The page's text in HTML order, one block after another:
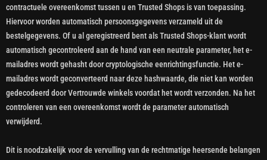
contractuele overeenkomst tussen u en Trusted Shops is van toepassing.
Hiervoor worden automatisch persoonsgegevens verzameld uit de
bestelgegevens. Of u al geregistreerd bent als Trusted Shops-klant wordt
automatisch gecontroleerd aan de hand van een neutrale parameter, het e-
mailadres wordt gehasht door cryptologische eenrichtingsfunctie. Het e-
mailadres wordt geconverteerd naar deze hashwaarde, die niet kan worden
gedecodeerd door Vertrouwde winkels voordat het wordt verzonden. Na het
controleren van een overeenkomst wordt de parameter automatisch
verwijderd.
Dit is noodzakelijk voor de vervulling van de rechtmatige heersende belangen